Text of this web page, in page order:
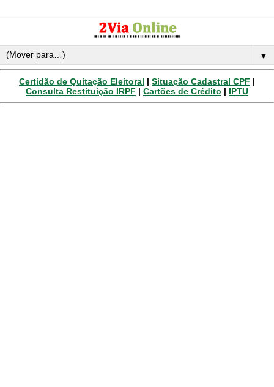
▼
Certidão de Quitação Eleitoral | Situação Cadastral CPF |
Consulta Restituição IRPF | Cartões de Crédito | IPTU